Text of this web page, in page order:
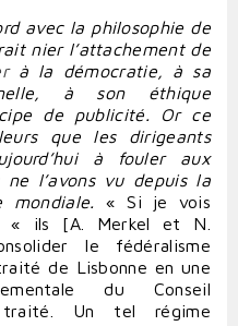
avec la philosophie de
nier l’attachement de
à la démocratie, à sa
à son éthique
de publicité. Or ce
que les dirigeants
à fouler aux
l’avons vu depuis la
mondiale. «
Si je vois
« ils [A. Merkel et N.
le fédéralisme
de Lisbonne en une
du Conseil
traité. Un tel régime